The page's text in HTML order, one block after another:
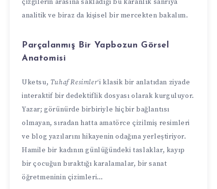
çizgilerin arasına sakladığı bu karanlık sanrıya
analitik ve biraz da kişisel bir mercekten bakalım.
Parçalanmış Bir Yapbozun Görsel
Anatomisi
Uketsu, Tuhaf Resimler‘i klasik bir anlatıdan ziyade
interaktif bir dedektiflik dosyası olarak kurguluyor.
Yazar; görünürde birbiriyle hiçbir bağlantısı
olmayan, sıradan hatta amatörce çizilmiş resimleri
ve blog yazılarını hikayenin odağına yerleştiriyor.
Hamile bir kadının günlüğündeki taslaklar, kayıp
bir çocuğun bıraktığı karalamalar, bir sanat
öğretmeninin çizimleri…